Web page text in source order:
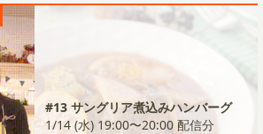
#13 サングリア煮込みハンバーグ
1/14 (水) 19:00〜20:00 配信分